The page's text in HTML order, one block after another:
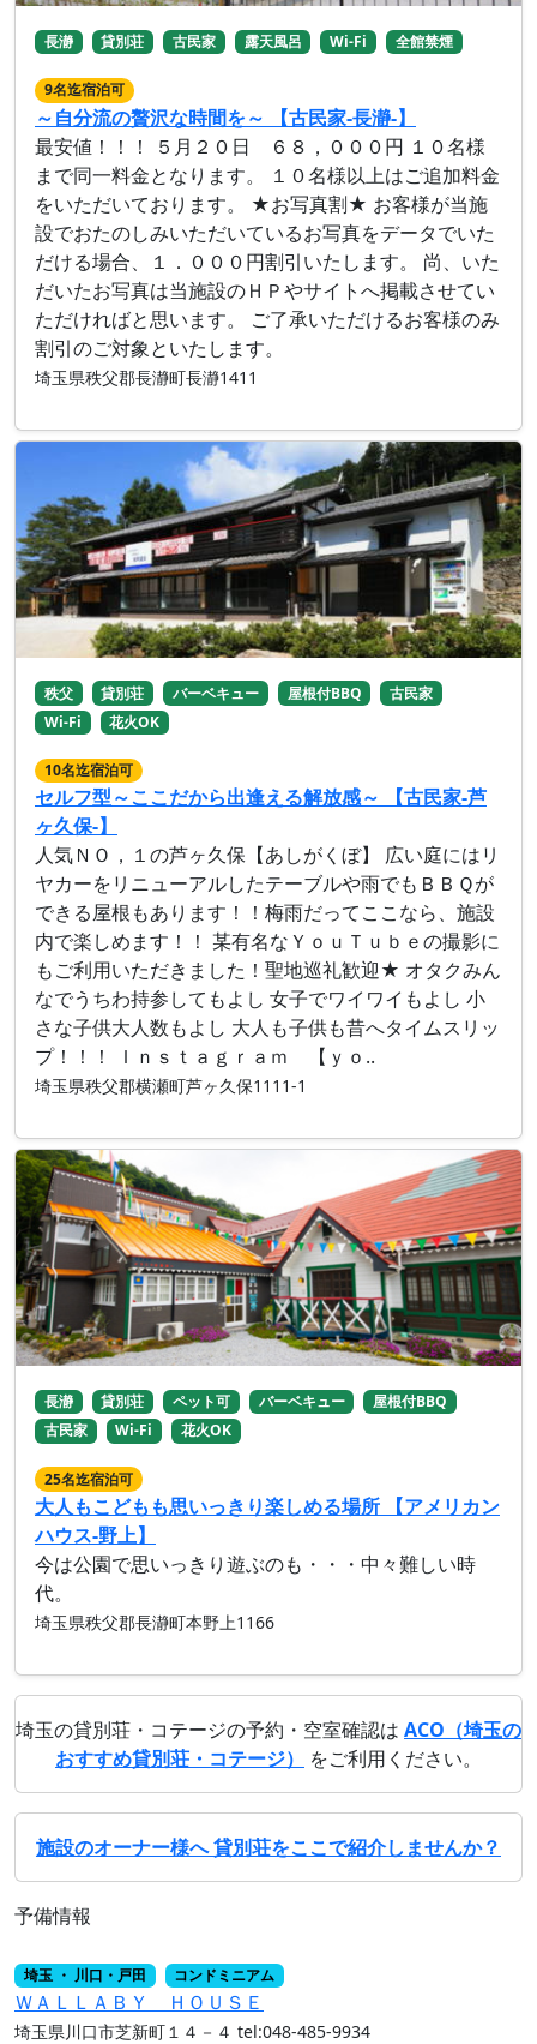
長瀞 貸別荘 古民家 露天風呂 Wi-Fi 全館禁煙
9名迄宿泊可
～自分流の贅沢な時間を～ 【古民家-長瀞-】
最安値！！！ ５月２０日 ６８，０００円 １０名様
まで同一料金となります。 １０名様以上はご追加料金
をいただいております。 ★お写真割★ お客様が当施
設でおたのしみいただいているお写真をデータでいた
だける場合、１．０００円割引いたします。 尚、いた
だいたお写真は当施設のＨＰやサイトへ掲載させてい
ただければと思います。 ご了承いただけるお客様のみ
割引のご対象といたします。
埼玉県秩父郡長瀞町長瀞1411
秩父 貸別荘 バーベキュー 屋根付BBQ
古民家
Wi-Fi
花火OK
10名迄宿泊可
セルフ型～ここだから出逢える解放感～ 【古民家-芦
ヶ久保-】
人気ＮＯ，１の芦ヶ久保【あしがくぼ】 広い庭にはリ
ヤカーをリニューアルしたテーブルや雨でもＢＢＱが
できる屋根もあります！！梅雨だってここなら、施設
内で楽しめます！！ 某有名なＹｏｕＴｕｂｅの撮影に
もご利用いただきました！聖地巡礼歓迎★ オタクみん
なでうちわ持参してもよし 女子でワイワイもよし 小
さな子供大人数もよし 大人も子供も昔へタイムスリッ
プ！！！ Ｉｎｓｔａｇｒａｍ 【ｙｏ..
埼玉県秩父郡横瀬町芦ヶ久保1111-1
長瀞 貸別荘 ペット可 バーベキュー
屋根付BBQ
古民家
Wi-Fi 花火OK
25名迄宿泊可
大人もこどもも思いっきり楽しめる場所 【アメリカン
ハウス-野上】
今は公園で思いっきり遊ぶのも・・・中々難しい時
代。
埼玉県秩父郡長瀞町本野上1166
埼玉の貸別荘・コテージの予約・空室確認は ACO（埼玉の
おすすめ貸別荘・コテージ）
をご利用ください。
施設のオーナー様へ 貸別荘をここで紹介しませんか？
予備情報
埼玉 ・ 川口・戸田 コンドミニアム
ＷＡＬＬＡＢＹ ＨＯＵＳＥ
埼玉県川口市芝新町１４－４ tel:048-485-9934